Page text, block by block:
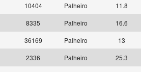
10404 Palheiro 11.8
8335 Palheiro 16.6
36169 Palheiro 13
2336 Palheiro 25.3